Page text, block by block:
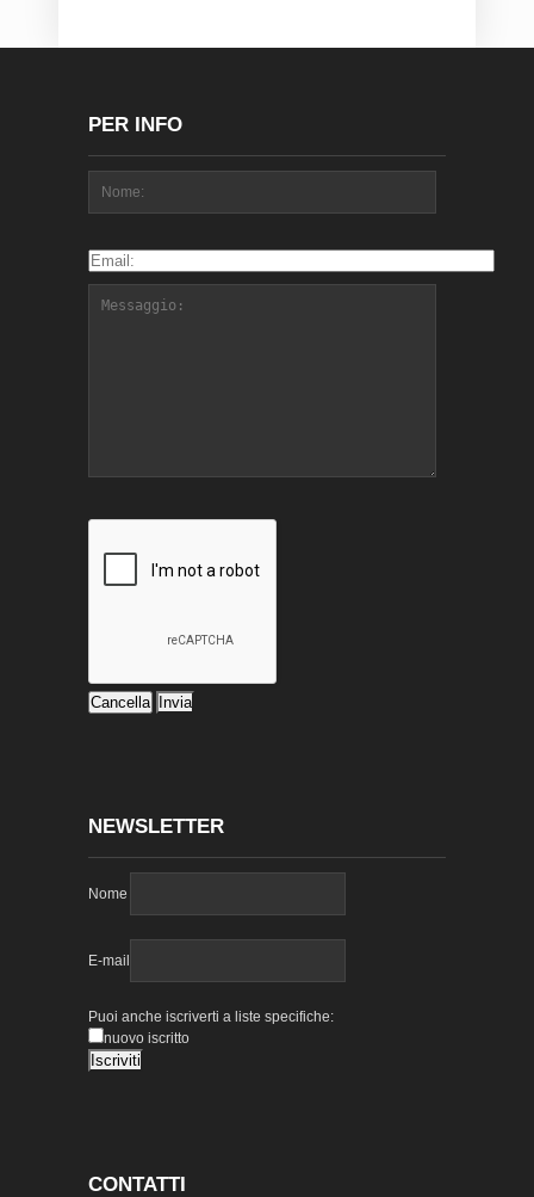
PER INFO
NEWSLETTER
Nome
E-mail
Puoi anche iscriverti a liste specifiche:
nuovo iscritto
CONTATTI